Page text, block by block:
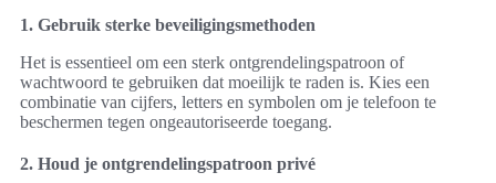
1. Gebruik sterke beveiligingsmethoden
Het is essentieel om een sterk ontgrendelingspatroon of
wachtwoord te gebruiken dat moeilijk te raden is. Kies een
combinatie van cijfers, letters en symbolen om je telefoon te
beschermen tegen ongeautoriseerde toegang.
2. Houd je ontgrendelingspatroon privé